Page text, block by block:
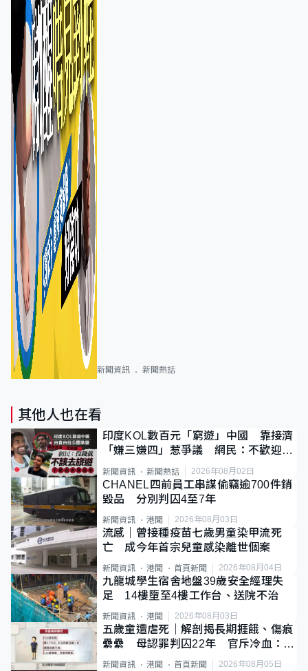
新聞資訊 新聞熱話
其他人也在看
印度KOL數百元「窮遊」中國 靠接濟
「嫌三嫌四」惹爭議 網民：不歡迎劣
質旅客
新聞資訊 新聞熱話 2026年08月02日
CHANEL四前員工串謀偷竊逾700件銷
毀品 分別判囚4至7年
新聞資訊 港聞 2026年08月03日
流感｜曾接種疫苗七歲男童染甲流死
亡 成今年首宗兒童感染離世個案
新聞資訊 港聞 首頁新聞 2026年08月04日
九龍城學生宿舍地盤39歲安全經理失
足 14樓墮至4樓工作台、送院不治
新聞資訊 港聞 2026年08月03日
五歲童遭虐死｜解剖揭長期捱餓、傷痕
纍纍 母認罪判囚22年 官斥冷血：同
類案最惡劣
新聞資訊 港聞 首頁新聞 2026年08月05日